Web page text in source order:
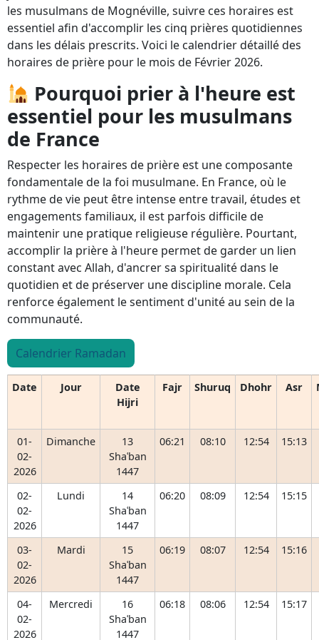
les musulmans de Mognéville, suivre ces horaires est
essentiel afin d'accomplir les cinq prières quotidiennes
dans les délais prescrits. Voici le calendrier détaillé des
horaires de prière pour le mois de Février 2026.
Pourquoi prier à l'heure est
essentiel pour les musulmans
de France
Respecter les horaires de prière est une composante
fondamentale de la foi musulmane. En France, où le
rythme de vie peut être intense entre travail, études et
engagements familiaux, il est parfois difficile de
maintenir une pratique religieuse régulière. Pourtant,
accomplir la prière à l'heure permet de garder un lien
constant avec Allah, d'ancrer sa spiritualité dans le
quotidien et de préserver une discipline morale. Cela
renforce également le sentiment d'unité au sein de la
communauté.
Calendrier Ramadan
Date Jour
Date
Hijri
Fajr Shuruq Dhohr Asr
01-
02-
2026
Dimanche
13
Shaʿban
1447
06:21 08:10 12:54 15:13
02-
02-
2026
Lundi
14
Shaʿban
1447
06:20 08:09 12:54 15:15
03-
02-
2026
Mardi
15
Shaʿban
1447
06:19 08:07 12:54 15:16
04-
02-
2026
Mercredi
16
Shaʿban
1447
06:18 08:06 12:54 15:17